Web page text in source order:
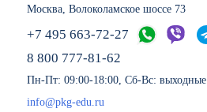
Москва, Волоколамское шоссе 73
+7 495 663-72-27
8 800 777-81-62
Пн-Пт: 09:00-18:00, Сб-Вс: выходные
info@pkg-edu.ru